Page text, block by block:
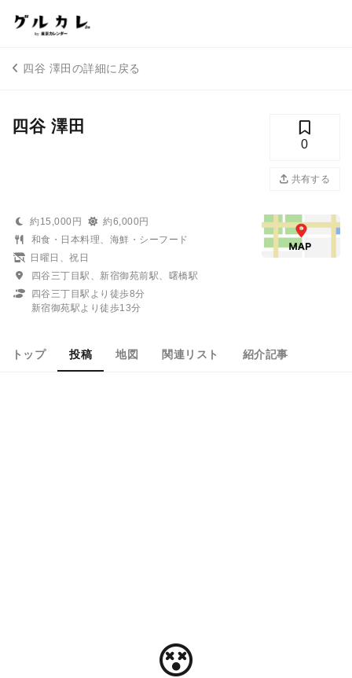
四谷 澤田の詳細に戻る
四谷 澤田
0
共有する
約15,000円
約6,000円
和食・日本料理、海鮮・シーフード
日曜日、祝日
四谷三丁目駅、新宿御苑前駅、曙橋駅
四谷三丁目駅より徒歩8分
新宿御苑駅より徒歩13分
トップ 投稿 地図 関連リスト 紹介記事